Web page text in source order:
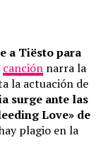
a Tiësto para
canción narra la
la actuación de
surge ante las
Love» de
plagio en la